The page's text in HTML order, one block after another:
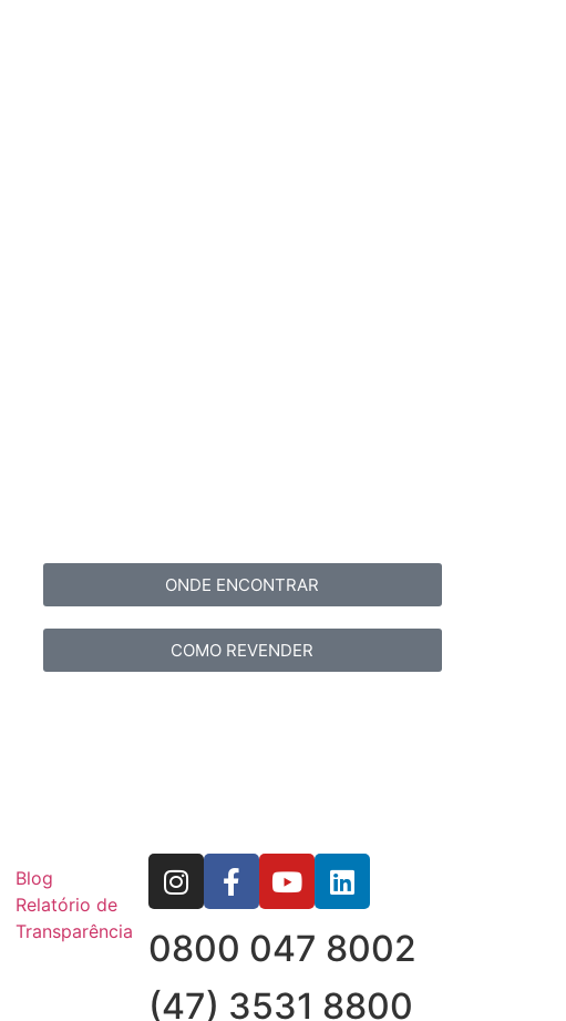
ONDE ENCONTRAR
COMO REVENDER
Blog
Relatório de
Transparência
0800 047 8002
(47) 3531 8800